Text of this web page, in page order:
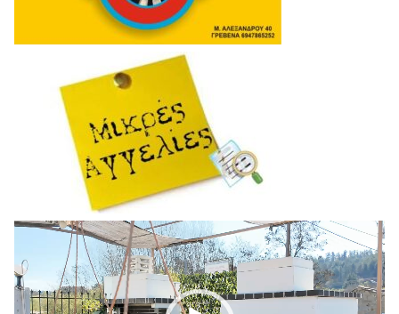
Πρόγραμμα
Αναπαραγωγής
Βίντεο